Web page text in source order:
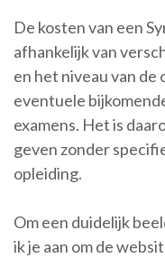
De kosten van een
afhankelijk van
en het niveau van de
eventuele
examens. Het is
geven zonder
opleiding.
Om een duidelijk
ik je aan om de